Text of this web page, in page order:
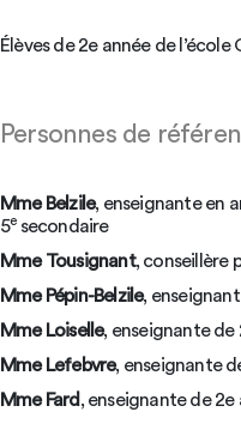
Élèves de 2e année de
Personnes de
Mme Belzile, enseignante en
5esecondaire
Mme Tousignant, conseillère
Mme Pépin-Belzile,
Mme Loiselle, enseignante de
Mme Lefebvre, enseignante
Mme Fard, enseignante de 2e